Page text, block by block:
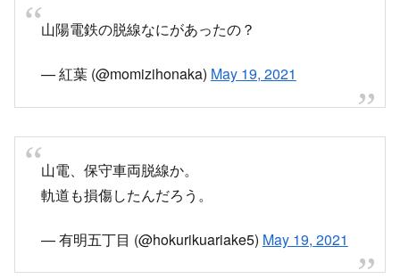
— 紅葉 (@momizihonaka)
— 有明五丁目 (@hokurikuariake5)
山電しばらく動きそうにないな。